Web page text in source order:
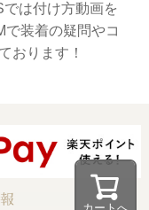
は付け方動画を
装着の疑問やコ
おります！